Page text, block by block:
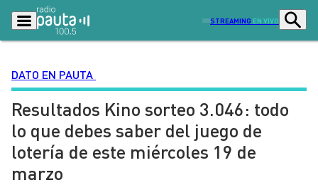
STREAMING EN VIVO
Podcasts Programas
Lo Último Actualidad
Ciudad
DATO EN PAUTA
Resultados Kino sorteo 3.046: todo
lo que debes saber del juego de
lotería de este miércoles 19 de
marzo